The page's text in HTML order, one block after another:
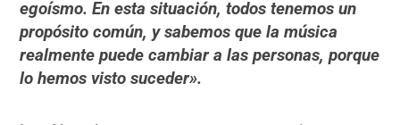
egoísmo. En esta situación, todos tenemos un
propósito común, y sabemos que la música
realmente puede cambiar a las personas, porque
lo hemos visto suceder».